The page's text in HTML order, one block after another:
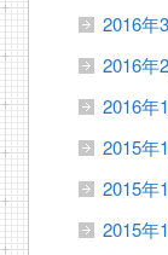
2016年
2016年
2016年
2015年
2015年
2015年